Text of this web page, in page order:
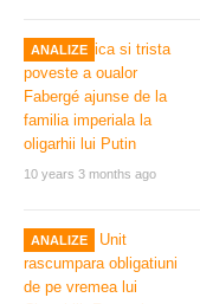
ANALIZE
10 years 3 months ago
ANALIZE